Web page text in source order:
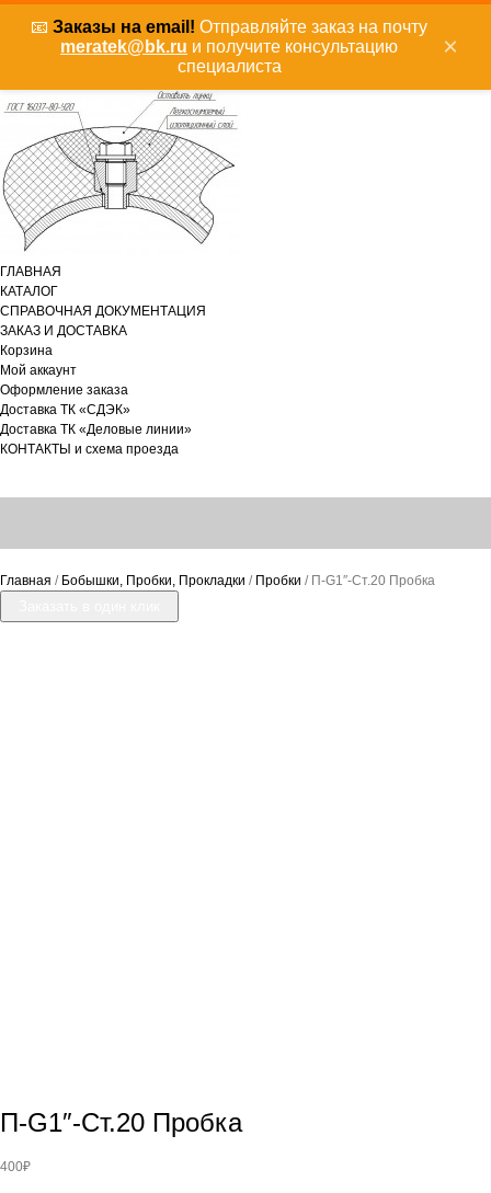
📧 Заказы на email! Отправляйте заказ на почту
meratek@bk.ru и получите консультацию
специалиста
×
ГЛАВНАЯ
КАТАЛОГ
СПРАВОЧНАЯ ДОКУМЕНТАЦИЯ
ЗАКАЗ И ДОСТАВКА
Корзина
Мой аккаунт
Оформление заказа
Доставка ТК «СДЭК»
Доставка ТК «Деловые линии»
КОНТАКТЫ и схема проезда
Главная / Бобышки, Пробки, Прокладки / Пробки / П-G1″-Ст.20 Пробка
П-G1″-Ст.20 Пробка
400₽